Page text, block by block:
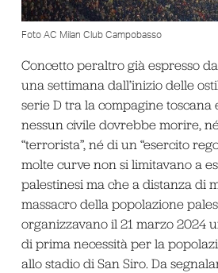
Foto AC Milan Club Campobasso
Concetto peraltro già espresso
una settimana dall’inizio delle
serie D tra la compagine toscana
nessun civile dovrebbe morire,
“terrorista”, né di un “esercito
molte curve non si limitavano a
palestinesi ma che a distanza di
massacro della popolazione
organizzavano il 21 marzo 2024
di prima necessità per la
allo stadio di San Siro. Da